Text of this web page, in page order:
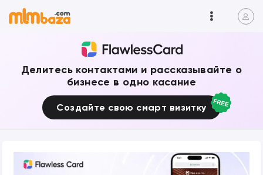
Делитесь контактами и рассказывайте о
бизнесе в одно касание
Создайте свою смарт визитку